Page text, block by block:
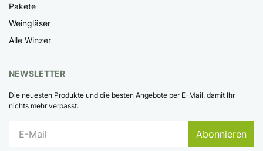
Pakete
Weingläser
Alle Winzer
NEWSLETTER
Die neuesten Produkte und die besten Angebote per E-Mail, damit Ihr
nichts mehr verpasst.
Abonnieren